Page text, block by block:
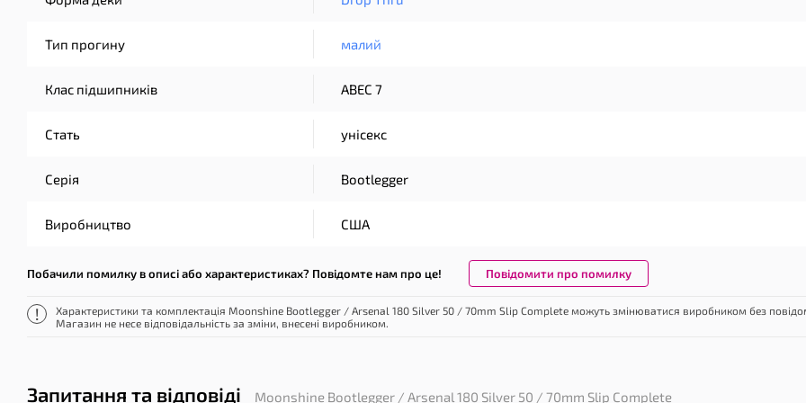
Тип прогину малий
Клас підшипників ABEC 7
Стать унісекс
Серія Bootlegger
Виробництво США
Побачили помилку в описі або характеристиках? Повідомте нам про це! Повідомити про помилку
Характеристики та комплектація Moonshine Bootlegger / Arsenal 180 Silver 50 / 70mm Slip Complete можуть змінюватися виробником без
Магазин не несе відповідальність за зміни, внесені виробником.
Запитання та відповіді Moonshine Bootlegger / Arsenal 180 Silver 50 / 70mm Slip Complete